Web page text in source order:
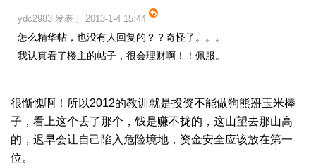
ydc2983 发表于 2013-1-4 15:44
怎么精华帖，也没有人回复的？？奇怪了。。。
我认真看了楼主的帖子，很会理财啊！！佩服。
很惭愧啊！所以2012的教训就是投资不能做狗熊掰玉米棒
子，看上这个丢了那个，钱是赚不拢的，这山望去那山高
的，迟早会让自己陷入危险境地，资金安全应该放在第一
位。